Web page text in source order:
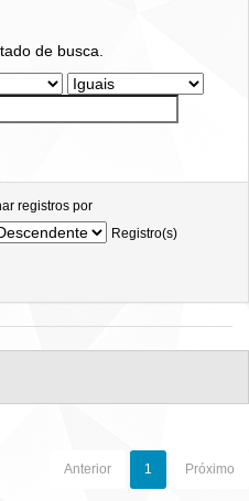
de busca.
registros por
Registro(s)
Anterior 1 Próximo